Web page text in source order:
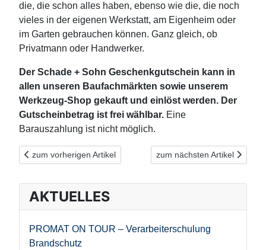
die, die schon alles haben, ebenso wie die, die noch
vieles in der eigenen Werkstatt, am Eigenheim oder
im Garten gebrauchen können. Ganz gleich, ob
Privatmann oder Handwerker.
Der Schade + Sohn Geschenkgutschein kann in
allen unseren Baufachmärkten sowie unserem
Werkzeug-Shop gekauft und einlöst werden. Der
Gutscheinbetrag ist frei wählbar. Eine
Barauszahlung ist nicht möglich.
Vorheriger Beitrag: STIHL Cashback iMOW® 5 2024
zum vorherigen Artikel Nächster Beitrag:
zum nächsten Artikel
AKTUELLES
PROMAT ON TOUR – Verarbeiterschulung
Brandschutz